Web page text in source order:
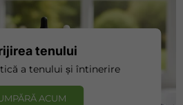
tenului
a tenului și întinerire
ACUM